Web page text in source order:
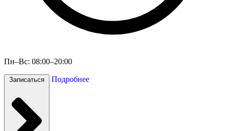
Пн–Вс: 08:00–20:00
Записаться Подробнее